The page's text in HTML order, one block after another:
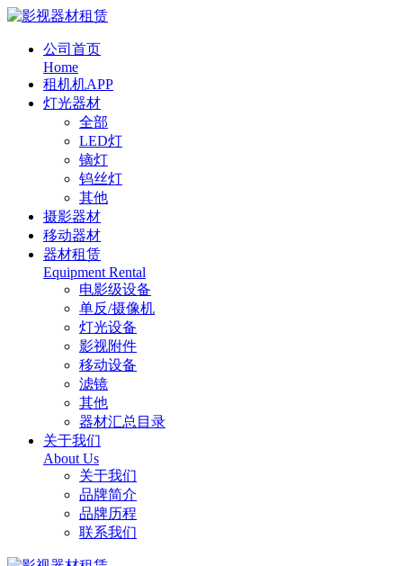
公司首页
Home
租机机APP
灯光器材
全部
LED灯
镝灯
钨丝灯
其他
摄影器材
移动器材
器材租赁
Equipment Rental
电影级设备
单反/摄像机
灯光设备
影视附件
移动设备
滤镜
其他
器材汇总目录
关于我们
About Us
关于我们
品牌简介
品牌历程
联系我们